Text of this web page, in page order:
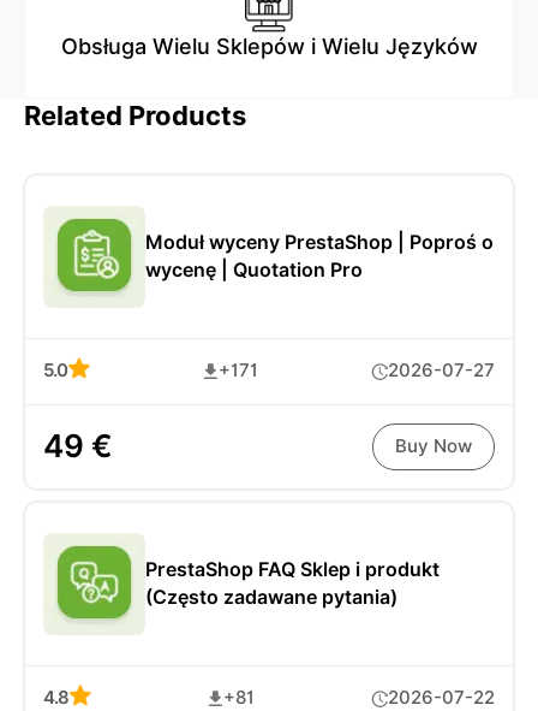
Obsługa Wielu Sklepów i Wielu Języków
Related Products
Moduł wyceny PrestaShop | Poproś o
wycenę | Quotation Pro
5.0 +171 2026-07-27
49 € Buy Now
PrestaShop FAQ Sklep i produkt
(Często zadawane pytania)
4.8 +81 2026-07-22